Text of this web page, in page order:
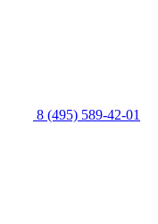
8 (495) 589-42-01